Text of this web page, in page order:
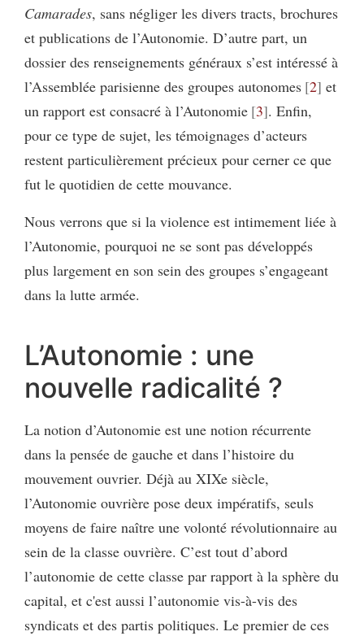
Camarades, sans négliger les divers tracts, brochures
et publications de l’Autonomie. D’autre part, un
dossier des renseignements généraux s’est intéressé à
l’Assemblée parisienne des groupes autonomes 2 et
un rapport est consacré à l’Autonomie 3 . Enfin,
pour ce type de sujet, les témoignages d’acteurs
restent particulièrement précieux pour cerner ce que
fut le quotidien de cette mouvance.
Nous verrons que si la violence est intimement liée à
l’Autonomie, pourquoi ne se sont pas développés
plus largement en son sein des groupes s’engageant
dans la lutte armée.
L’Autonomie : une
nouvelle radicalité ?
La notion d’Autonomie est une notion récurrente
dans la pensée de gauche et dans l’histoire du
mouvement ouvrier. Déjà au XIXe siècle,
l’Autonomie ouvrière pose deux impératifs, seuls
moyens de faire naître une volonté révolutionnaire au
sein de la classe ouvrière. C’est tout d’abord
l’autonomie de cette classe par rapport à la sphère du
capital, et c'est aussi l’autonomie vis-à-vis des
syndicats et des partis politiques. Le premier de ces